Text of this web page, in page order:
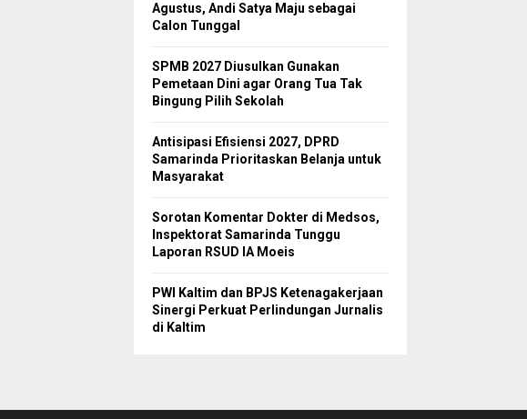
Agustus, Andi Satya Maju sebagai
Calon Tunggal
SPMB 2027 Diusulkan Gunakan
Pemetaan Dini agar Orang Tua Tak
Bingung Pilih Sekolah
Antisipasi Efisiensi 2027, DPRD
Samarinda Prioritaskan Belanja untuk
Masyarakat
Sorotan Komentar Dokter di Medsos,
Inspektorat Samarinda Tunggu
Laporan RSUD IA Moeis
PWI Kaltim dan BPJS Ketenagakerjaan
Sinergi Perkuat Perlindungan Jurnalis
di Kaltim